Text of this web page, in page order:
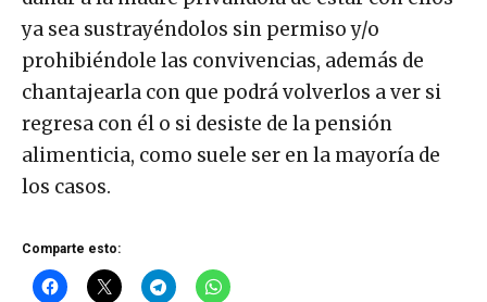
ya sea sustrayéndolos sin permiso y/o
prohibiéndole las convivencias, además de
chantajearla con que podrá volverlos a ver si
regresa con él o si desiste de la pensión
alimenticia, como suele ser en la mayoría de
los casos.
Comparte esto: